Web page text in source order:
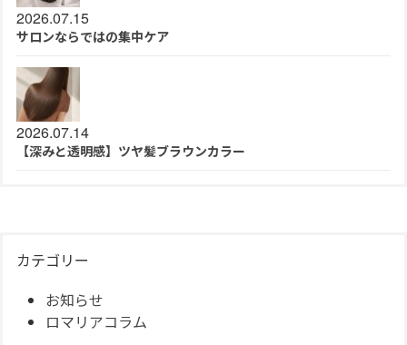
2026.07.15
サロンならではの集中ケア
2026.07.14
【深みと透明感】ツヤ髪ブラウンカラー
カテゴリー
お知らせ
ロマリアコラム